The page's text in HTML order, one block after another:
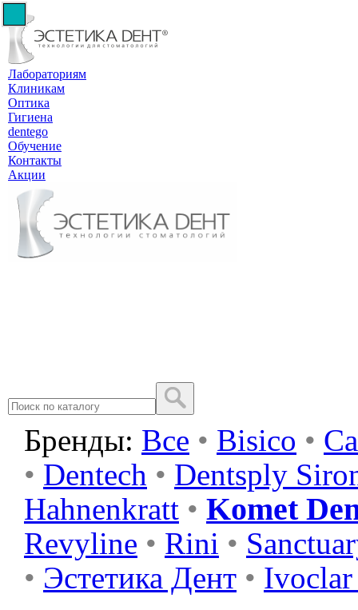
Лабораториям
Клиникам
Оптика
Гигиена
dentego
Обучение
Контакты
Акции
Бренды: Все • Bisico •
• Dentech • Dentsply
Hahnenkratt • Komet
Revyline • Rini •
• Эстетика Дент •